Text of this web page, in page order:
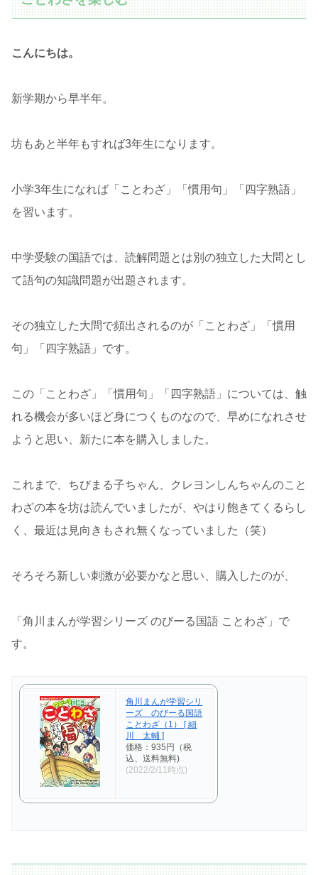
こんにちは。
新学期から早半年。
坊もあと半年もすれば3年生になります。
小学3年生になれば「ことわざ」「慣用句」「四字熟語」
を習います。
中学受験の国語では、読解問題とは別の独立した大問とし
て語句の知識問題が出題されます。
その独立した大問で頻出されるのが「ことわざ」「慣用
句」「四字熟語」です。
この「ことわざ」「慣用句」「四字熟語」については、触
れる機会が多いほど身につくものなので、早めになれさせ
ようと思い、新たに本を購入しました。
これまで、ちびまる子ちゃん、クレヨンしんちゃんのこと
わざの本を坊は読んでいましたが、やはり飽きてくるらし
く、最近は見向きもされ無くなっていました（笑）
そろそろ新しい刺激が必要かなと思い、購入したのが、
「角川まんが学習シリーズ のびーる国語 ことわざ」で
す。
角川まんが学習シリ
ーズ のびーる国語
ことわざ（1） [ 細
川 太輔 ]
価格：935円（税
込、送料無料)
(2022/2/11時点)